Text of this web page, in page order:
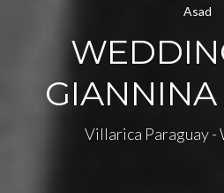
Villarica Paraguay -